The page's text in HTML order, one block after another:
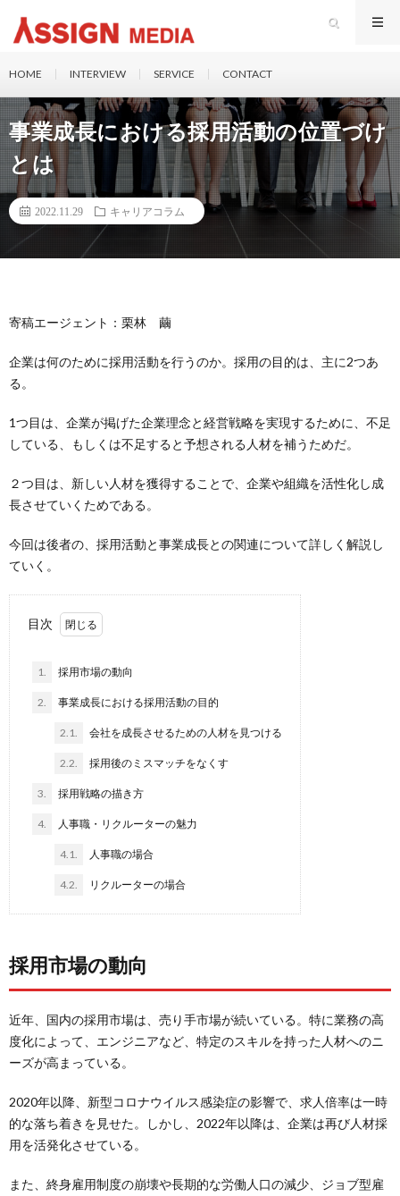
HOME INTERVIEW SERVICE CONTACT
事業成長における採用活動の位置づけ
とは
2022.11.29 キャリアコラム
寄稿エージェント：栗林 繭
企業は何のために採用活動を行うのか。採用の目的は、主に2つあ
る。
1つ目は、企業が掲げた企業理念と経営戦略を実現するために、不足
している、もしくは不足すると予想される人材を補うためだ。
２つ目は、新しい人材を獲得することで、企業や組織を活性化し成
長させていくためである。
今回は後者の、採用活動と事業成長との関連について詳しく解説し
ていく。
目次
1. 採用市場の動向
2. 事業成長における採用活動の目的
2.1. 会社を成長させるための人材を見つける
2.2. 採用後のミスマッチをなくす
3. 採用戦略の描き方
4. 人事職・リクルーターの魅力
4.1. 人事職の場合
4.2. リクルーターの場合
採用市場の動向
近年、国内の採用市場は、売り手市場が続いている。特に業務の高
度化によって、エンジニアなど、特定のスキルを持った人材へのニ
ーズが高まっている。
2020年以降、新型コロナウイルス感染症の影響で、求人倍率は一時
的な落ち着きを見せた。しかし、2022年以降は、企業は再び人材採
用を活発化させている。
また、終身雇用制度の崩壊や長期的な労働人口の減少、ジョブ型雇